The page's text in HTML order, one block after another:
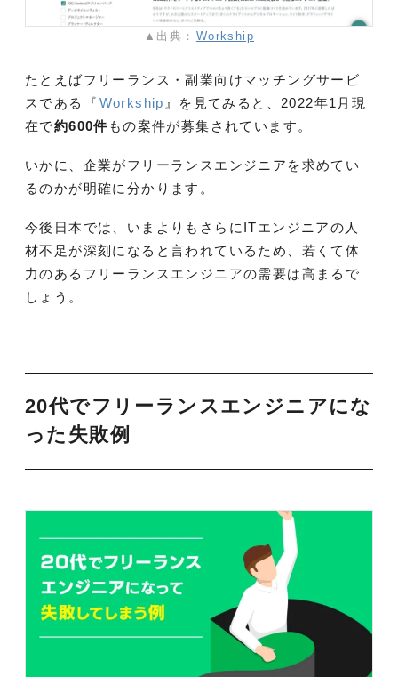
▲出典： Workship
たとえばフリーランス・副業向けマッチングサービ
スである『 Workship 』を見てみると、2022年1月現
在で約600件 もの案件が募集されています。
いかに、企業がフリーランスエンジニアを求めてい
るのかが明確に分かります。
今後日本では、いまよりもさらにITエンジニアの人
材不足が深刻になると言われているため、若くて体
力のあるフリーランスエンジニアの需要は高まるで
しょう。
20代でフリーランスエンジニアにな
った失敗例